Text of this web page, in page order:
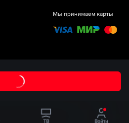
Мы принимаем карты
ТВ Войти